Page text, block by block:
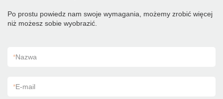
Po prostu powiedz nam swoje wymagania, możemy zrobić więcej
niż możesz sobie wyobrazić.
*Nazwa
*E-mail